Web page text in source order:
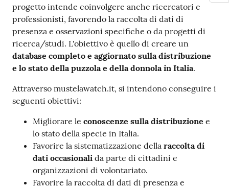
progetto intende coinvolgere anche ricercatori e
professionisti, favorendo la raccolta di dati di
presenza e osservazioni specifiche o da progetti di
ricerca/studi. L'obiettivo è quello di creare un
database completo e aggiornato sulla distribuzione
e lo stato della puzzola e della donnola in Italia.
Attraverso mustelawatch.it, si intendono conseguire i
seguenti obiettivi:
Migliorare le conoscenze sulla distribuzione e
lo stato della specie in Italia.
Favorire la sistematizzazione della raccolta di
dati occasionali da parte di cittadini e
organizzazioni di volontariato.
Favorire la raccolta di dati di presenza e